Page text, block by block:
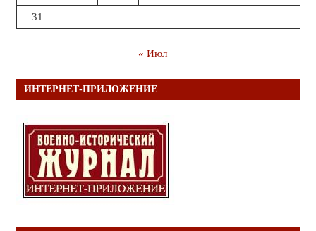
31
« Июл
ИНТЕРНЕТ-ПРИЛОЖЕНИЕ